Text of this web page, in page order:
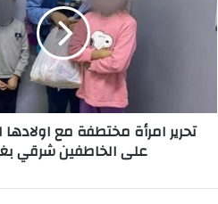
مع
اولادها
الخاطفين
شرقي
على الخاطفين شرقي